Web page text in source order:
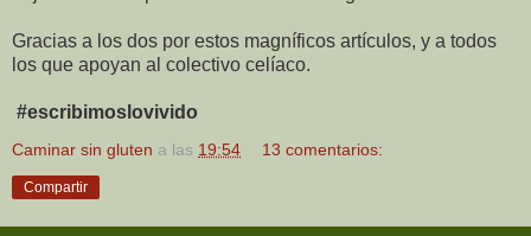
Gracias a los dos por estos magníficos artículos, y a todos
los que apoyan al colectivo celíaco.
#escribimoslovivido
Caminar sin gluten a las 19:54 13 comentarios:
Compartir